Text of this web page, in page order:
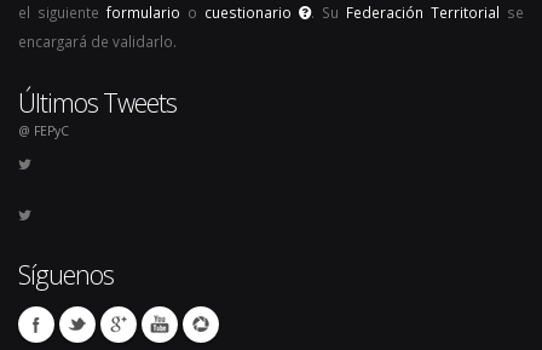
el siguiente formulario o cuestionario . Su Federación Territorial se
encargará de validarlo.
Últimos Tweets
@ FEPyC
Síguenos